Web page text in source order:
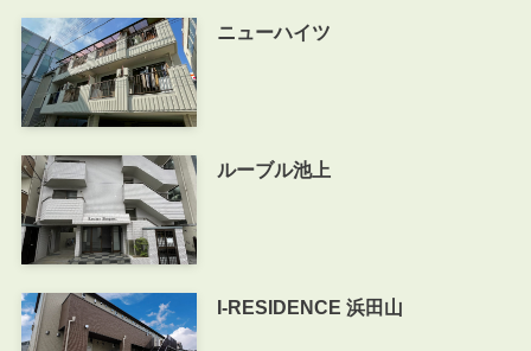
ニューハイツ
ルーブル池上
I-RESIDENCE 浜田山